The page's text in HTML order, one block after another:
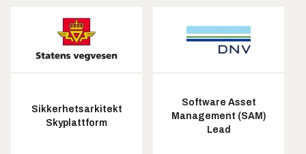
Sikkerhetsarkitekt
Skyplattform
Software Asset
Management (SAM)
Lead